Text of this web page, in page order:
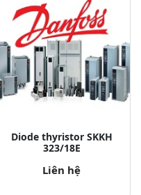
Diode thyristor SKKH
323/18E
Liên hệ